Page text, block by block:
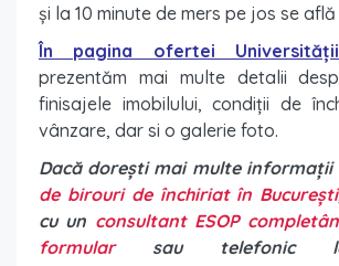
şi la 10 minute de mers pe jos se află
În pagina ofertei
prezentăm mai multe detalii
finisajele imobilului, condiții de
vânzare, dar si o galerie foto.
Dacă dorești mai multe informații
de birouri de închiriat în București
cu un consultant ESOP
formularsau